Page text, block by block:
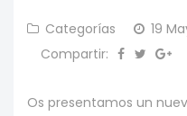
Categorías 19
Compartir:
Os presentamos un